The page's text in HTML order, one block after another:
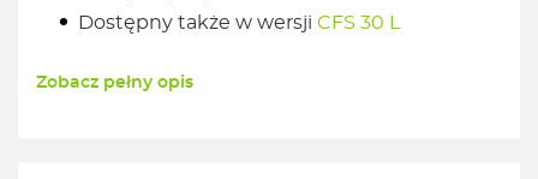
Dostępny także w wersji CFS 30 L
Zobacz pełny opis